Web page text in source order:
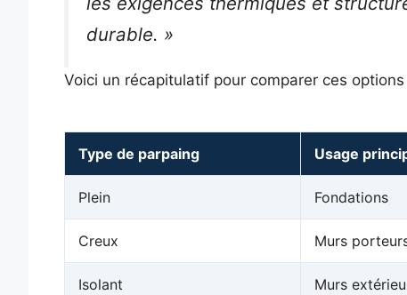
durable. »
Voici un récapitulatif pour comparer ces options
Type de parpaing Usage
Plein Fondations
Creux Murs
Isolant Murs